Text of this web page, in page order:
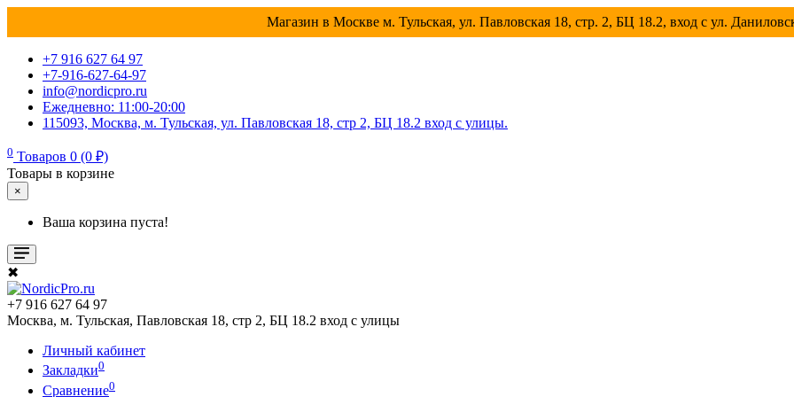
Магазин в Москве м. Тульская, ул. Павловская 18, стр. 2, БЦ 18.2, вход с ул.
+7 916 627 64 97
+7-916-627-64-97
info@nordicpro.ru
Ежедневно: 11:00-20:00
115093, Москва, м. Тульская, ул. Павловская 18, стр 2, БЦ 18.2 вход с улицы.
0 Товаров 0 (0 ₽)
Товары в корзине
×
Ваша корзина пуста!
✖
+7 916 627 64 97
Москва, м. Тульская, Павловская 18, стр 2, БЦ 18.2 вход с улицы
Личный кабинет
Закладки0
Сравнение0